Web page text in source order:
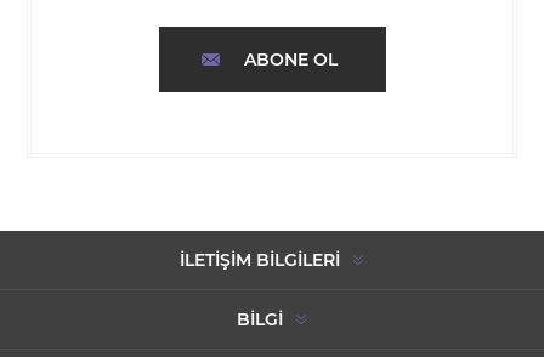
ABONE OL
İLETIŞIM BILGILERI
BILGI